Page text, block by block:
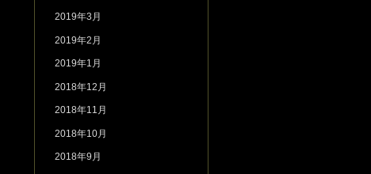
2019年3月
2019年2月
2019年1月
2018年12月
2018年11月
2018年10月
2018年9月